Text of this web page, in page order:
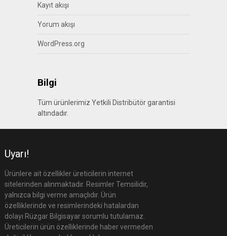
Kayıt akışı
Yorum akışı
WordPress.org
Bilgi
Tüm ürünlerimiz Yetkili Distribütör garantisi
altındadır.
Uyarı!
Ürünlere ait özellikler üreticilerin internet
sitelerinden alınmaktadır. Resimler Temsilidir,
yalnızca bilgi verme amaçlıdır. Ürün
özelliklerinde ve resimlerindeki hatalardan
dolayı Rüzgar Bilgisayar sorumlu tutulamaz.
Üreticilerin ürün özelliklerinde haber vermeden